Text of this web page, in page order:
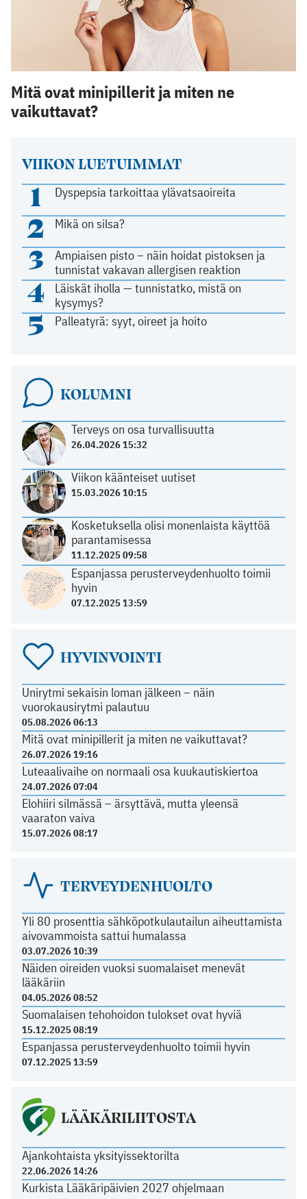
VIIKON LUETUIMMAT
1 Dyspepsia tarkoittaa ylävatsaoireita
2 Mikä on silsa?
3
Ampiaisen pisto – näin hoidat pistoksen ja
tunnistat vakavan allergisen reaktion
4
Läiskät iholla — tunnistatko, mistä on
kysymys?
5 Palleatyrä: syyt, oireet ja hoito
KOLUMNI
Terveys on osa turvallisuutta
26.04.2026 15:32
Viikon käänteiset uutiset
15.03.2026 10:15
Kosketuksella olisi monenlaista käyttöä
parantamisessa
11.12.2025 09:58
Espanjassa perusterveydenhuolto toimii
hyvin
07.12.2025 13:59
HYVINVOINTI
Unirytmi sekaisin loman jälkeen – näin
vuorokausirytmi palautuu
05.08.2026 06:13
Mitä ovat minipillerit ja miten ne vaikuttavat?
26.07.2026 19:16
Luteaalivaihe on normaali osa kuukautiskiertoa
24.07.2026 07:04
Elohiiri silmässä – ärsyttävä, mutta yleensä
vaaraton vaiva
15.07.2026 08:17
TERVEYDENHUOLTO
Yli 80 prosenttia sähköpotkulautailun aiheuttamista
aivovammoista sattui humalassa
03.07.2026 10:39
Näiden oireiden vuoksi suomalaiset menevät
lääkäriin
04.05.2026 08:52
Suomalaisen tehohoidon tulokset ovat hyviä
15.12.2025 08:19
Espanjassa perusterveydenhuolto toimii hyvin
07.12.2025 13:59
LÄÄKÄRILIITOSTA
Ajankohtaista yksityissektorilta
22.06.2026 14:26
Kurkista Lääkäripäivien 2027 ohjelmaan
Mitä ovat minipillerit ja miten ne
vaikuttavat?